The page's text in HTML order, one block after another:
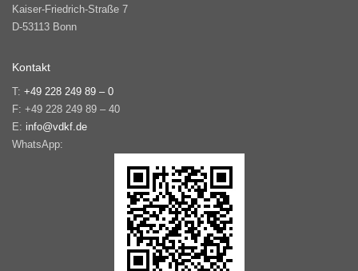
können
auf
Produktseite
werden
Kaiser-Friedrich-Straße 7
D-53113 Bonn
Kontakt
T: +49 228 249 89 – 0
F: +49 228 249 89 – 40
E: info@vdkf.de
WhatsApp: